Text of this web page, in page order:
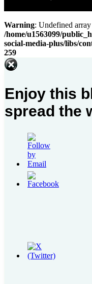
Warning: Undefined
/home/u1563099/
social-media-plus/libs/
259
Enjoy this
spread the